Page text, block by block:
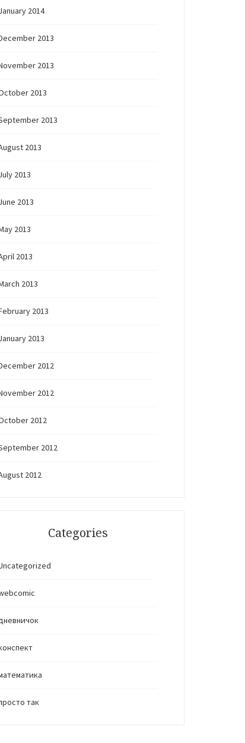
2014
2013
2013
2013
2013
2013
2013
2013
2013
2013
2013
2013
2013
2012
2012
2012
2012
2012
Categories
так